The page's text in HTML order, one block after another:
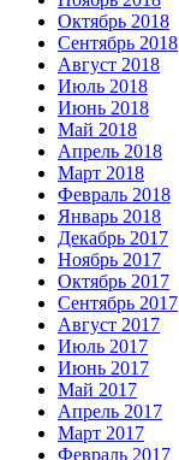
Октябрь 2018
Сентябрь 2018
Август 2018
Июль 2018
Июнь 2018
Май 2018
Апрель 2018
Март 2018
Февраль 2018
Январь 2018
Декабрь 2017
Ноябрь 2017
Октябрь 2017
Сентябрь 2017
Август 2017
Июль 2017
Июнь 2017
Май 2017
Апрель 2017
Март 2017
Февраль 2017